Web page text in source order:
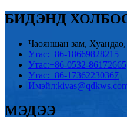
БИДЭНД
Чаояншан зам,
Утас:+86-18669828215
Утас:+86-0532-86172665
Утас:+86-17362230367
Имэйл:
МЭДЭЭ